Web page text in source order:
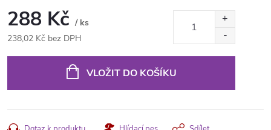
288 Kč / ks
238,02 Kč bez DPH
VLOŽIT DO KOŠÍKU